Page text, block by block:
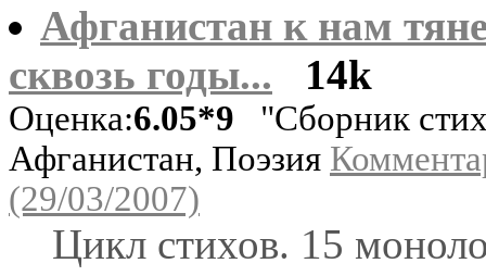
Афганистан к нам
сквозь годы...
14k
Оценка:6.05*9 "Сборник
Афганистан, Поэзия
(29/03/2007)
Цикл стихов. 15